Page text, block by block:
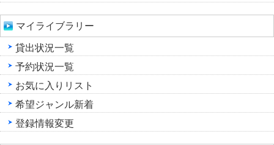
マイライブラリー
貸出状況一覧
予約状況一覧
お気に入りリスト
希望ジャンル新着
登録情報変更